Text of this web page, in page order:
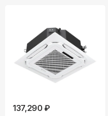
137,290 ₽